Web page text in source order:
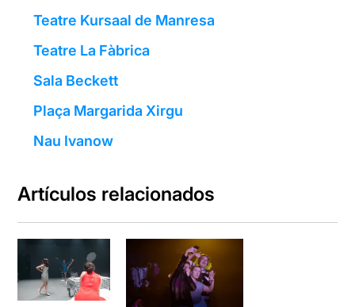
Teatre Kursaal de Manresa
Teatre La Fàbrica
Sala Beckett
Plaça Margarida Xirgu
Nau Ivanow
Artículos relacionados